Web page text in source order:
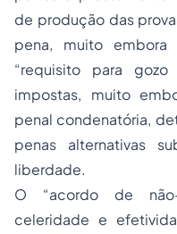
de produção das
pena, muito
“requisito para
impostas, muito
penal condenatória,
penas alternativas
liberdade.
O “acordo de não-
celeridade e